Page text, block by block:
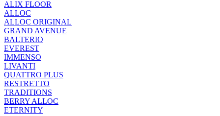
ALIX FLOOR
ALLOC
ALLOC ORIGINAL
GRAND AVENUE
BALTERIO
EVEREST
IMMENSO
LIVANTI
QUATTRO PLUS
RESTRETTO
TRADITIONS
BERRY ALLOC
ETERNITY